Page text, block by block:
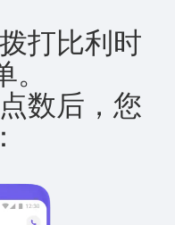
打比利时
数后，您